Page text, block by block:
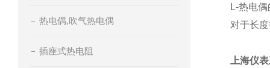
热电偶,吹气热电偶
插座式热电阻
L-热电
对于长
上海仪